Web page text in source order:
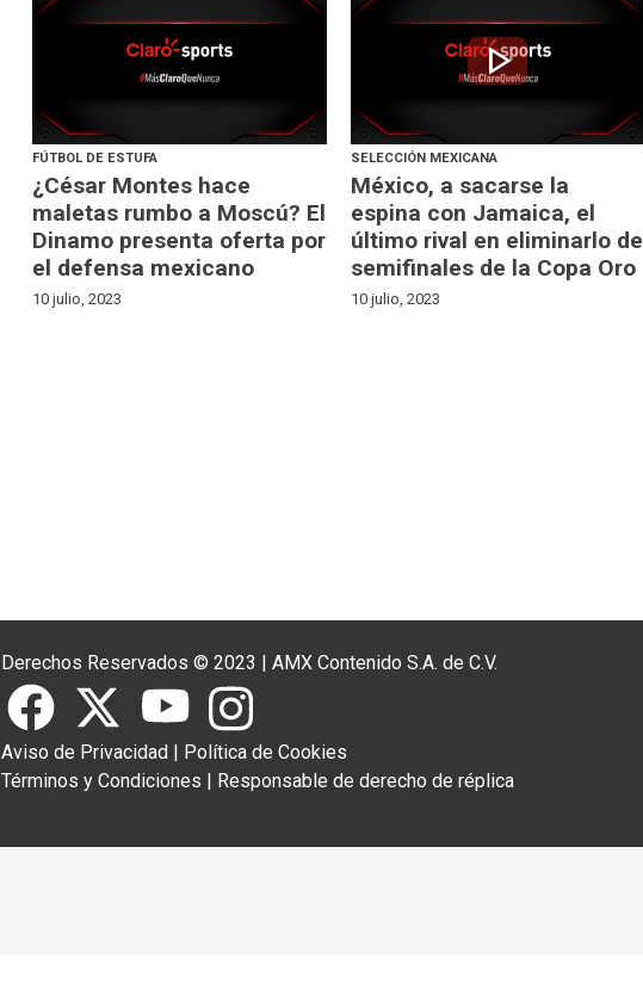
FÚTBOL DE ESTUFA
¿César Montes hace
maletas rumbo a Moscú? El
Dinamo presenta oferta por
el defensa mexicano
10 julio, 2023
play_arrow
SELECCIÓN MEXICANA
México, a sacarse la
espina con Jamaica, el
último rival en eliminarlo de
semifinales de la Copa Oro
10 julio, 2023
Derechos Reservados © 2023 | AMX Contenido S.A. de C.V.
Aviso de Privacidad | Política de Cookies
Términos y Condiciones | Responsable de derecho de réplica